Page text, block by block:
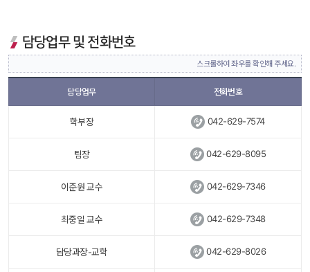
담당업무 및 전화번호
스크롤하여 좌우를 확인해 주세요.
담당업무 전화번호
학부장 042-629-7574
팀장 042-629-8095
이준원 교수 042-629-7346
최중일 교수 042-629-7348
담당과장-교학 042-629-8026